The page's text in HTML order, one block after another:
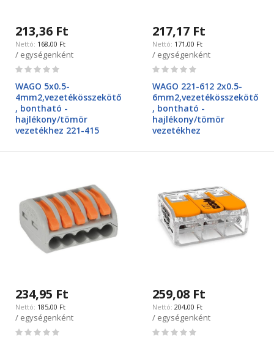
213,36 Ft
168,00 Ft
/ egységenként
Rating:
WAGO 5x0.5-
4mm2,vezetékösszekötő
, bontható -
hajlékony/tömör
vezetékhez 221-415
217,17 Ft
171,00 Ft
/ egységenként
Rating:
WAGO 221-612 2x0.5-
6mm2,vezetékösszekötő
, bontható -
hajlékony/tömör
vezetékhez
234,95 Ft
185,00 Ft
/ egységenként
Rating:
259,08 Ft
204,00 Ft
/ egységenként
Rating: